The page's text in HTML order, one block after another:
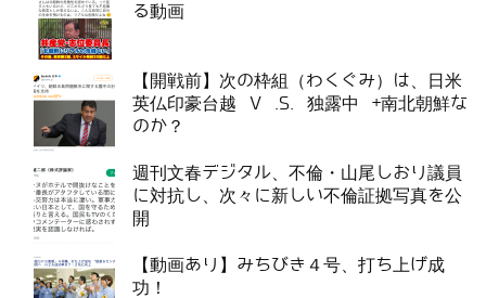
る動画
【開戦前】次の枠組（わくぐみ）は、日米
英仏印豪台越 V .S. 独露中 +南北朝鮮な
のか？
週刊文春デジタル、不倫・山尾しおり議員
に対抗し、次々に新しい不倫証拠写真を公
開
【動画あり】みちびき４号、打ち上げ成
功！